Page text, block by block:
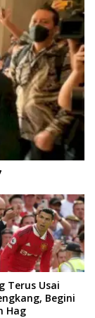
Terus Usai
Begini
Hag